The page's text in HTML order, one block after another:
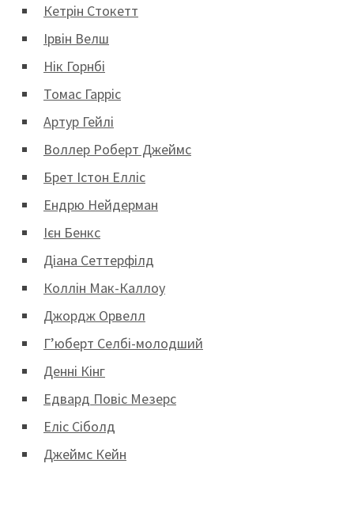
Кетрін Стокетт
Ірвін Велш
Нік Горнбі
Томас Гарріс
Артур Гейлі
Воллер Роберт Джеймс
Брет Істон Елліс
Ендрю Нейдерман
Ієн Бенкс
Діана Сеттерфілд
Коллін Мак-Каллоу
Джордж Орвелл
Г’юберт Селбі-молодший
Денні Кінг
Едвард Повіс Мезерс
Еліс Сіболд
Джеймс Кейн